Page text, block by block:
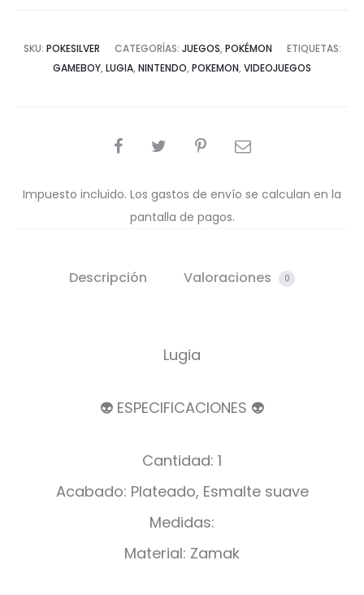
SKU: POKESILVER CATEGORÍAS: JUEGOS, POKÉMON
ETIQUETAS:
GAMEBOY, LUGIA, NINTENDO, POKEMON, VIDEOJUEGOS
COMPARTIR
Impuesto incluido. Los gastos de envío se calculan en la
pantalla de pagos.
Descripción Valoraciones 0
Lugia
👽 ESPECIFICACIONES 👽
Cantidad: 1
Acabado: Plateado, Esmalte suave
Medidas:
Material: Zamak